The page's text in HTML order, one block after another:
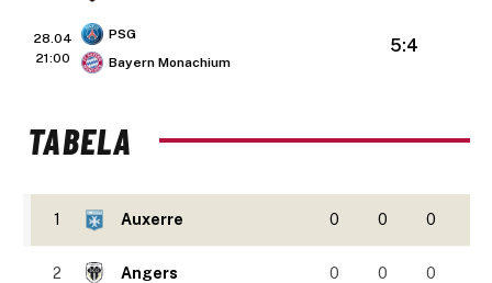
28.04
21:00
PSG
Bayern Monachium
5:4
TABELA
1 Auxerre 0 0 0
2 Angers 0 0 0